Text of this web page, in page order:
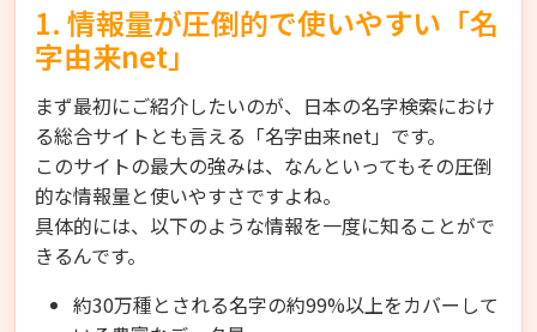
1. 情報量が圧倒的で使いやすい「名
字由来net」
まず最初にご紹介したいのが、日本の名字検索におけ
る総合サイトとも言える「名字由来net」です。
このサイトの最大の強みは、なんといってもその圧倒
的な情報量と使いやすさですよね。
具体的には、以下のような情報を一度に知ることがで
きるんです。
約30万種とされる名字の約99%以上をカバーして